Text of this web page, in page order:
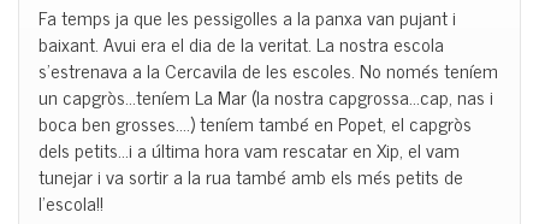
Fa temps ja que les pessigolles a la panxa van pujant i
baixant. Avui era el dia de la veritat. La nostra escola
s’estrenava a la Cercavila de les escoles. No només teníem
un capgròs...teníem La Mar (la nostra capgrossa...cap, nas i
boca ben grosses….) teníem també en Popet, el capgròs
dels petits…i a última hora vam rescatar en Xip, el vam
tunejar i va sortir a la rua també amb els més petits de
l’escola!!